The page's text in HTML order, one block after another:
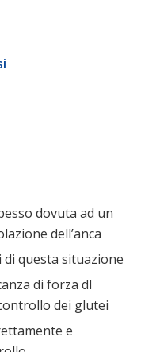
dovuta ad un
dell’anca
questa situazione
di forza dl
dei glutei
e